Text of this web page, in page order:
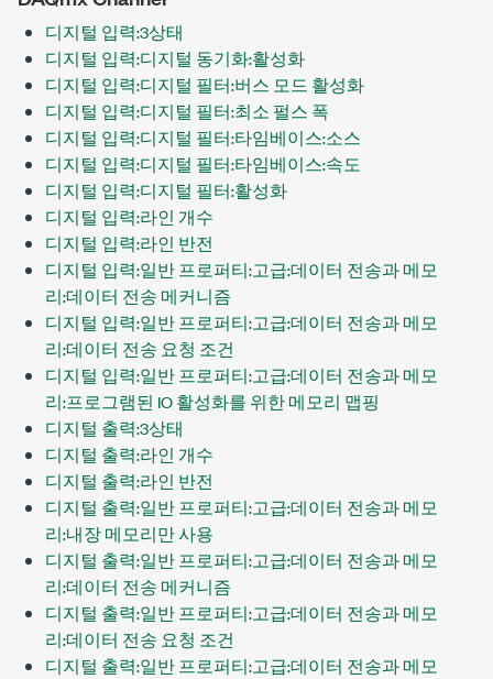
디지털 입력:3상태
디지털 입력:디지털 동기화:활성화
디지털 입력:디지털 필터:버스 모드 활성화
디지털 입력:디지털 필터:최소 펄스 폭
디지털 입력:디지털 필터:타임베이스:소스
디지털 입력:디지털 필터:타임베이스:속도
디지털 입력:디지털 필터:활성화
디지털 입력:라인 개수
디지털 입력:라인 반전
디지털 입력:일반 프로퍼티:고급:데이터 전송과 메모
리:데이터 전송 메커니즘
디지털 입력:일반 프로퍼티:고급:데이터 전송과 메모
리:데이터 전송 요청 조건
디지털 입력:일반 프로퍼티:고급:데이터 전송과 메모
리:프로그램된 IO 활성화를 위한 메모리 맵핑
디지털 출력:3상태
디지털 출력:라인 개수
디지털 출력:라인 반전
디지털 출력:일반 프로퍼티:고급:데이터 전송과 메모
리:내장 메모리만 사용
디지털 출력:일반 프로퍼티:고급:데이터 전송과 메모
리:데이터 전송 메커니즘
디지털 출력:일반 프로퍼티:고급:데이터 전송과 메모
리:데이터 전송 요청 조건
디지털 출력:일반 프로퍼티:고급:데이터 전송과 메모